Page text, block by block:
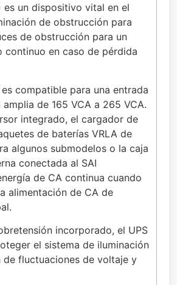
es un dispositivo vital en el
de obstrucción para
de obstrucción para un
continuo en caso de pérdida
es compatible para una entrada
de 165 VCA a 265 VCA.
integrado, el cargador de
de baterías VRLA de
algunos submodelos o la caja
conectada al SAI
de CA continua cuando
alimentación de CA de
incorporado, el UPS
el sistema de iluminación
fluctuaciones de voltaje y